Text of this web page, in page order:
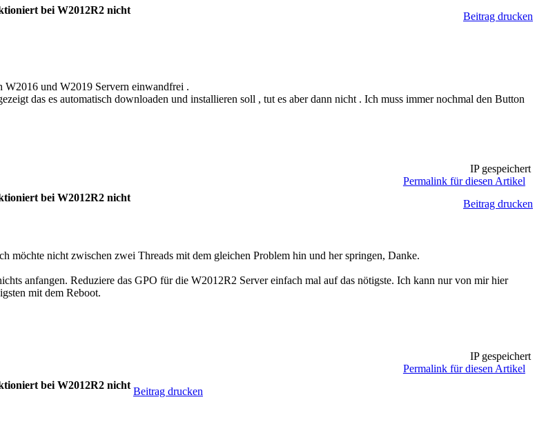
bei W2012R2 nicht
Beitrag drucken
W2016 und W2019 Servern einwandfrei .
das es automatisch downloaden und installieren soll , tut es aber dann nicht . Ich muss immer nochmal den Button
IP gespeichert
Permalink für diesen Artikel
bei W2012R2 nicht
Beitrag drucken
möchte nicht zwischen zwei Threads mit dem gleichen Problem hin und her springen, Danke.
anfangen. Reduziere das GPO für die W2012R2 Server einfach mal auf das nötigste. Ich kann nur von mir hier
mit dem Reboot.
IP gespeichert
Permalink für diesen Artikel
bei W2012R2 nicht
Beitrag drucken